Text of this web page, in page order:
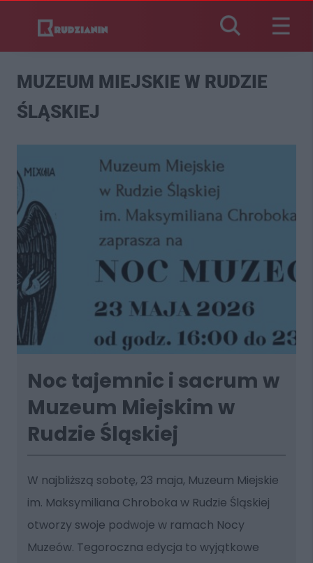
MUZEUM MIEJSKIE W RUDZIE
ŚLĄSKIEJ
Noc tajemnic i sacrum w
Muzeum Miejskim w
Rudzie Śląskiej
W najbliższą sobotę, 23 maja, Muzeum Miejskie
im. Maksymiliana Chroboka w Rudzie Śląskiej
otworzy swoje podwoje w ramach Nocy
Muzeów. Tegoroczna edycja to wyjątkowe